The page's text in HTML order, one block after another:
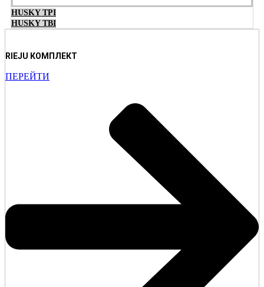
HUSKY TPI
HUSKY TBI
RIEJU КОМПЛЕКТ
ПЕРЕЙТИ